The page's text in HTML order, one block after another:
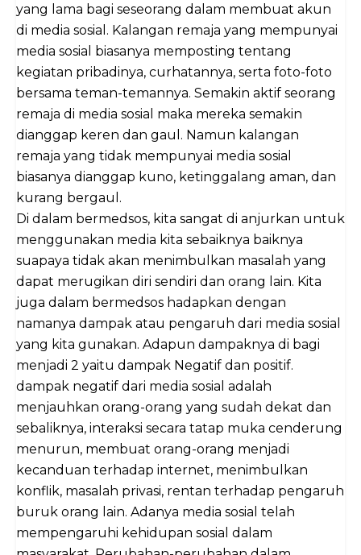
yang lama bagi seseorang dalam membuat akun
di media sosial. Kalangan remaja yang mempunyai
media sosial biasanya memposting tentang
kegiatan pribadinya, curhatannya, serta foto-foto
bersama teman-temannya. Semakin aktif seorang
remaja di media sosial maka mereka semakin
dianggap keren dan gaul. Namun kalangan
remaja yang tidak mempunyai media sosial
biasanya dianggap kuno, ketinggalang aman, dan
kurang bergaul.
Di dalam bermedsos, kita sangat di anjurkan untuk
menggunakan media kita sebaiknya baiknya
suapaya tidak akan menimbulkan masalah yang
dapat merugikan diri sendiri dan orang lain. Kita
juga dalam bermedsos hadapkan dengan
namanya dampak atau pengaruh dari media sosial
yang kita gunakan. Adapun dampaknya di bagi
menjadi 2 yaitu dampak Negatif dan positif.
dampak negatif dari media sosial adalah
menjauhkan orang-orang yang sudah dekat dan
sebaliknya, interaksi secara tatap muka cenderung
menurun, membuat orang-orang menjadi
kecanduan terhadap internet, menimbulkan
konflik, masalah privasi, rentan terhadap pengaruh
buruk orang lain. Adanya media sosial telah
mempengaruhi kehidupan sosial dalam